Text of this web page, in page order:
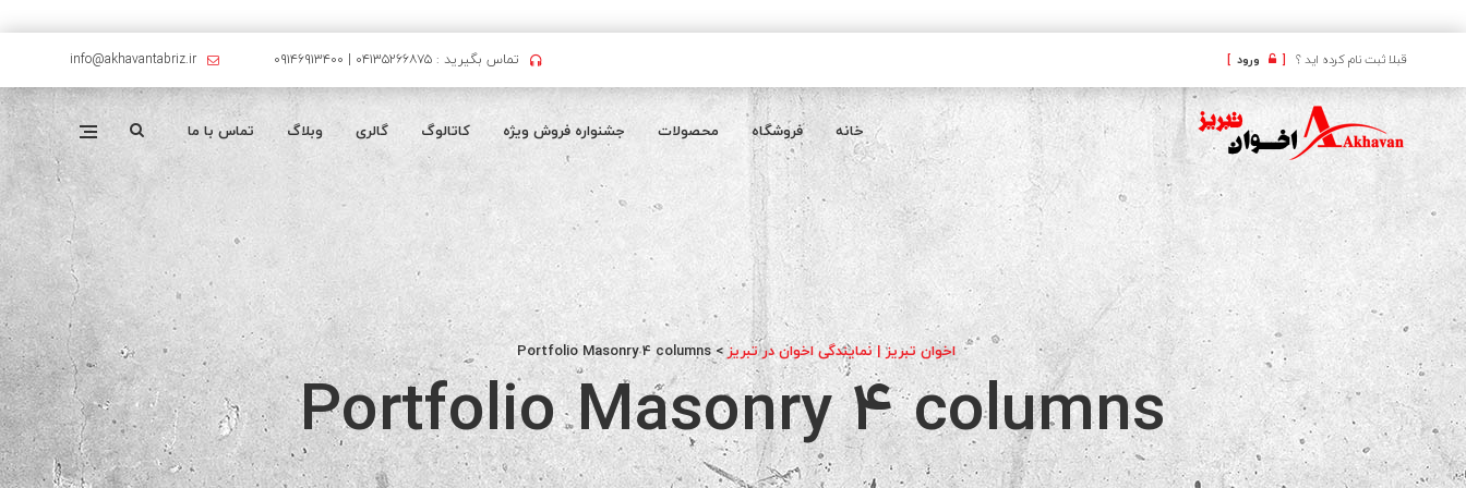
قبلا ثبت نام کرده اید ؟ [ ورود] تماس بگیرید : ۰۴۱۳۵۲۶۶۸۷۵ | ۰۹۱۴۶۹۱۳۴۰۰ info@akhavantabriz.ir
خانه فروشگاه محصولات جشنواره فروش ویژه کاتالوگ گالری وبلاگ تماس با ما
اخوان تبریز | نمایندگی اخوان در تبریز>
Portfolio Masonry 4 columns
Portfolio Masonry 4 columns